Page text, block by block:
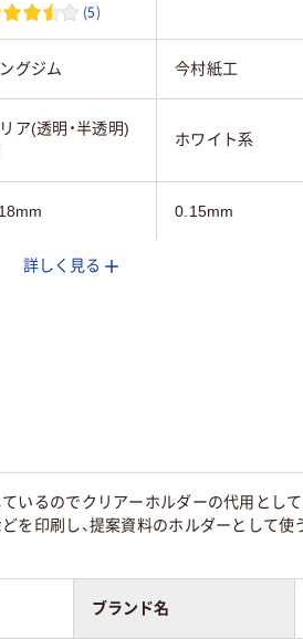
(5)
グジム 今村紙工
ア(透明・半透明)
ホワイト系
0.15mm
ロハン
30枚
詳しく見る
いるのでクリアーホルダーの代用とし
を印刷し、提案資料のホルダーとして
ブランド名